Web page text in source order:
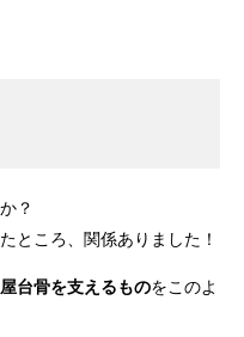
？
ところ、関係ありました！
台骨を支えるものをこのよ